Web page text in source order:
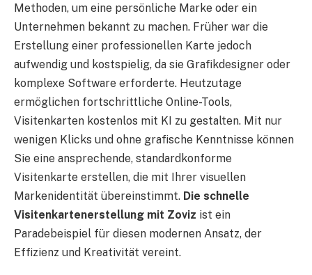
Methoden, um eine persönliche Marke oder ein
Unternehmen bekannt zu machen. Früher war die
Erstellung einer professionellen Karte jedoch
aufwendig und kostspielig, da sie Grafikdesigner oder
komplexe Software erforderte. Heutzutage
ermöglichen fortschrittliche Online-Tools,
Visitenkarten kostenlos mit KI zu gestalten. Mit nur
wenigen Klicks und ohne grafische Kenntnisse können
Sie eine ansprechende, standardkonforme
Visitenkarte erstellen, die mit Ihrer visuellen
Markenidentität übereinstimmt. Die schnelle
Visitenkartenerstellung mit Zoviz ist ein
Paradebeispiel für diesen modernen Ansatz, der
Effizienz und Kreativität vereint.